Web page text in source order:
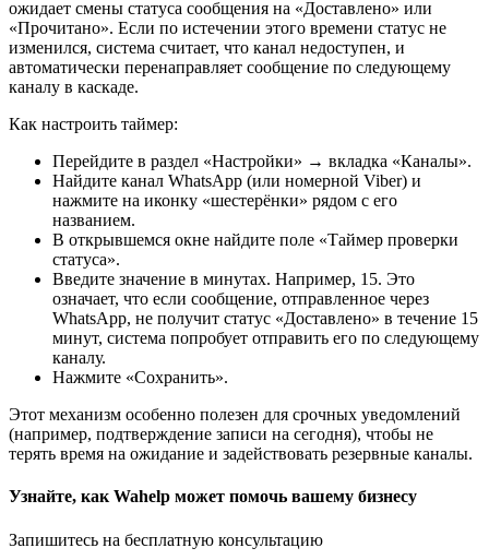
ожидает смены статуса сообщения на «Доставлено» или
«Прочитано». Если по истечении этого времени статус не
изменился, система считает, что канал недоступен, и
автоматически перенаправляет сообщение по следующему
каналу в каскаде.
Как настроить таймер:
Перейдите в раздел «Настройки» → вкладка «Каналы».
Найдите канал WhatsApp (или номерной Viber) и
нажмите на иконку «шестерёнки» рядом с его
названием.
В открывшемся окне найдите поле «Таймер проверки
статуса».
Введите значение в минутах. Например, 15. Это
означает, что если сообщение, отправленное через
WhatsApp, не получит статус «Доставлено» в течение 15
минут, система попробует отправить его по следующему
каналу.
Нажмите «Сохранить».
Этот механизм особенно полезен для срочных уведомлений
(например, подтверждение записи на сегодня), чтобы не
терять время на ожидание и задействовать резервные каналы.
Узнайте, как Wahelp может помочь вашему бизнесу
Запишитесь на бесплатную консультацию